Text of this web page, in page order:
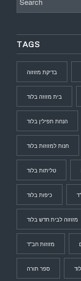
TAGS
בדיקת מזוזוה
בית מזוזה בלוד
הנחת תפילין בלוד
חנות למזוזות בלוד
טליתות בלוד
כיפות בלוד
מזוזוה לבית חדש בלוד
מזוזות חב"ד
ספר תורה